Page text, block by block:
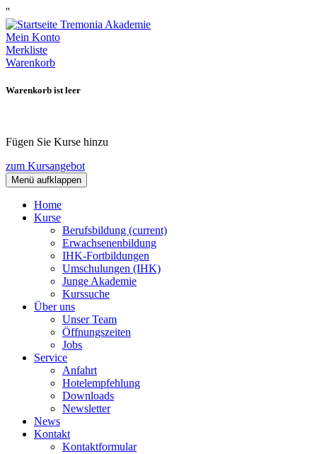
''
Mein Konto
Merkliste
Warenkorb
Warenkorb ist leer
Fügen Sie Kurse hinzu
zum Kursangebot
Menü aufklappen
Home
Kurse
Berufsbildung (current)
Erwachsenenbildung
IHK-Fortbildungen
Umschulungen (IHK)
Junge Akademie
Kurssuche
Über uns
Unser Team
Öffnungszeiten
Jobs
Service
Anfahrt
Hotelempfehlung
Downloads
Newsletter
News
Kontakt
Kontaktformular